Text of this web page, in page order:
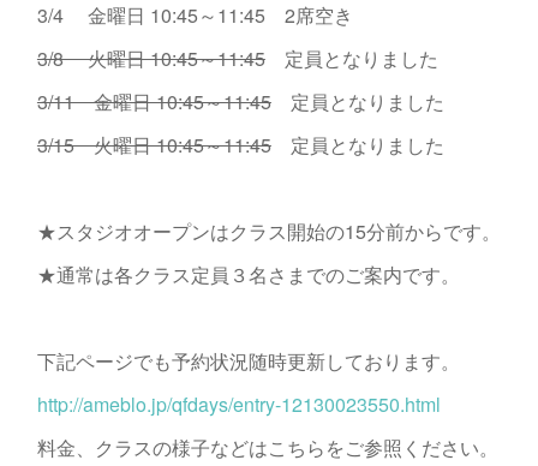
3/4 金曜日 10:45～11:45 2席空き
3/8 火曜日 10:45～11:45定員となりました
3/11 金曜日 10:45～11:45定員となりました
3/15 火曜日 10:45～11:45定員となりました
★スタジオオープンはクラス開始の15分前からです。
★通常は各クラス定員３名さまでのご案内です。
下記ページでも予約状況随時更新しております。
http://ameblo.jp/qfdays/entry-12130023550.html
料金、クラスの様子などはこちらをご参照ください。